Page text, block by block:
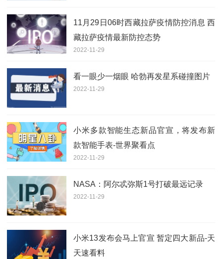
11月29日06时西藏拉萨疫情防控消息 西
藏拉萨疫情最新防控态势
2022-11-29
看一眼少一烟眼 哈勃再发星系碰撞图片
2022-11-29
小米多款智能生态新品官宣，将发布新
款智能手表-世界聚看点
2022-11-29
NASA：阿尔忒弥斯1号打破最远记录
2022-11-29
小米13发布会马上官宣 暂定四大新品-天
天速看料